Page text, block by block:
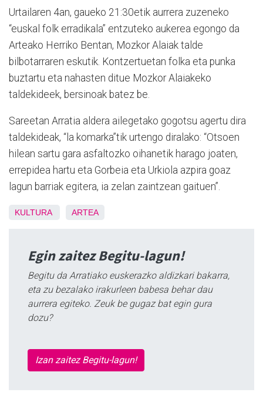
Urtailaren 4an, gaueko 21:30etik aurrera zuzeneko
“euskal folk erradikala” entzuteko aukerea egongo da
Arteako Herriko Bentan, Mozkor Alaiak talde
bilbotarraren eskutik. Kontzertuetan folka eta punka
buztartu eta nahasten ditue Mozkor Alaiakeko
taldekideek, bersinoak batez be.
Sareetan Arratia aldera ailegetako gogotsu agertu dira
taldekideak, “la komarka”tik urtengo diralako: “Otsoen
hilean sartu gara asfaltozko oihanetik harago joaten,
errepidea hartu eta Gorbeia eta Urkiola azpira goaz
lagun barriak egitera, ia zelan zaintzean gaituen”.
KULTURA ARTEA
Egin zaitez Begitu-lagun!
Begitu da Arratiako euskerazko aldizkari bakarra,
eta zu bezalako irakurleen babesa behar dau
aurrera egiteko. Zeuk be gugaz bat egin gura
dozu?
Izan zaitez Begitu-lagun!